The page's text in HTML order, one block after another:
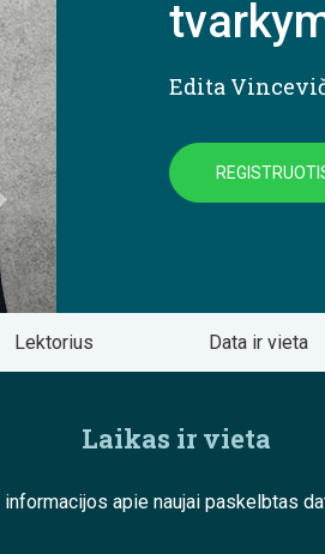
Edita
Lektorius Data ir vieta
Laikas ir vieta
apie naujai paskelbtas